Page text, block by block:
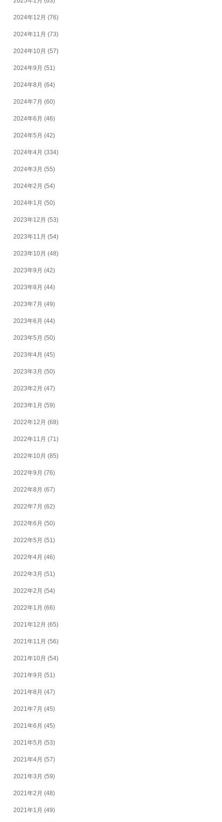
2024年12月 (76)
2024年11月 (73)
2024年10月 (57)
2024年9月 (51)
2024年8月 (64)
2024年7月 (60)
2024年6月 (46)
2024年5月 (42)
2024年4月 (334)
2024年3月 (55)
2024年2月 (54)
2024年1月 (50)
2023年12月 (53)
2023年11月 (54)
2023年10月 (48)
2023年9月 (42)
2023年8月 (44)
2023年7月 (49)
2023年6月 (44)
2023年5月 (50)
2023年4月 (45)
2023年3月 (50)
2023年2月 (47)
2023年1月 (59)
2022年12月 (68)
2022年11月 (71)
2022年10月 (85)
2022年9月 (76)
2022年8月 (67)
2022年7月 (62)
2022年6月 (50)
2022年5月 (51)
2022年4月 (46)
2022年3月 (51)
2022年2月 (54)
2022年1月 (66)
2021年12月 (65)
2021年11月 (56)
2021年10月 (54)
2021年9月 (51)
2021年8月 (47)
2021年7月 (45)
2021年6月 (45)
2021年5月 (53)
2021年4月 (57)
2021年3月 (59)
2021年2月 (48)
2021年1月 (49)